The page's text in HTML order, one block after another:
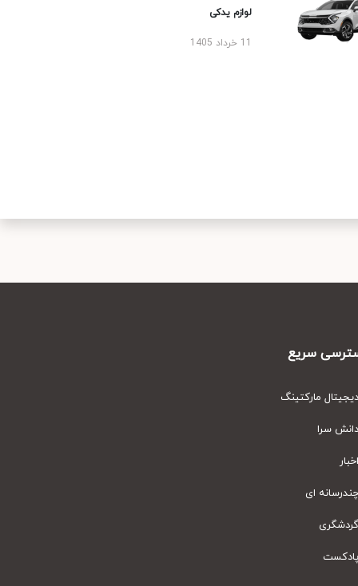
لوازم یدکی
سریع
مارکتینگ
سرا
ای